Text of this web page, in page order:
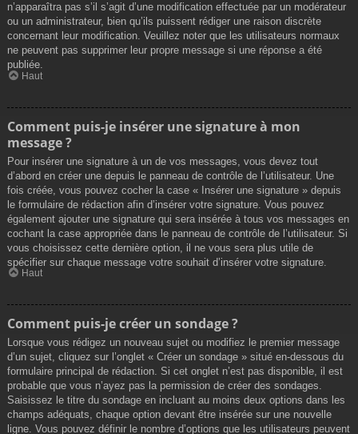
n’apparaîtra pas s’il s’agit d’une modification effectuée par un modérateur
ou un administrateur, bien qu’ils puissent rédiger une raison discrète
concernant leur modification. Veuillez noter que les utilisateurs normaux
ne peuvent pas supprimer leur propre message si une réponse a été
publiée.
Haut
Comment puis-je insérer une signature à mon
message ?
Pour insérer une signature à un de vos messages, vous devez tout
d’abord en créer une depuis le panneau de contrôle de l’utilisateur. Une
fois créée, vous pouvez cocher la case « Insérer une signature » depuis
le formulaire de rédaction afin d’insérer votre signature. Vous pouvez
également ajouter une signature qui sera insérée à tous vos messages en
cochant la case appropriée dans le panneau de contrôle de l’utilisateur. Si
vous choisissez cette dernière option, il ne vous sera plus utile de
spécifier sur chaque message votre souhait d’insérer votre signature.
Haut
Comment puis-je créer un sondage ?
Lorsque vous rédigez un nouveau sujet ou modifiez le premier message
d’un sujet, cliquez sur l’onglet « Créer un sondage » situé en-dessous du
formulaire principal de rédaction. Si cet onglet n’est pas disponible, il est
probable que vous n’ayez pas la permission de créer des sondages.
Saisissez le titre du sondage en incluant au moins deux options dans les
champs adéquats, chaque option devant être insérée sur une nouvelle
ligne. Vous pouvez définir le nombre d’options que les utilisateurs peuvent